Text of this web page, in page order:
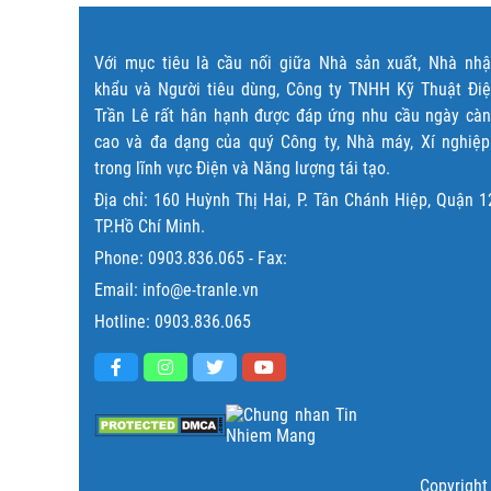
Với mục tiêu là cầu nối giữa Nhà sản xuất, Nhà
khẩu và Người tiêu dùng, Công ty TNHH Kỹ Thuật
Trần Lê rất hân hạnh được đáp ứng nhu cầu ngày
cao và đa dạng của quý Công ty, Nhà máy, Xí
trong lĩnh vực Điện và Năng lượng tái tạo.
Địa chỉ: 160 Huỳnh Thị Hai, P. Tân Chánh Hiệp, Quận
TP.Hồ Chí Minh.
Phone: 0903.836.065 - Fax:
Email: info@e-tranle.vn
Hotline: 0903.836.065